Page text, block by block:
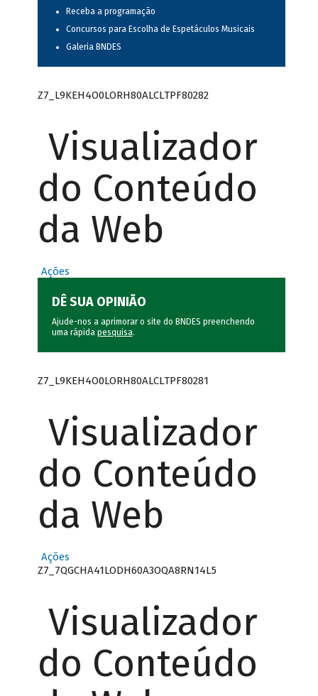
Receba a programação
Concursos para Escolha de Espetáculos Musicais
Galeria BNDES
Z7_L9KEH4O0LORH80ALCLTPF80282
Visualizador
do Conteúdo
da Web
Ações
DÊ SUA OPINIÃO
Ajude-nos a aprimorar o site do BNDES preenchendo
uma rápida pesquisa.
Z7_L9KEH4O0LORH80ALCLTPF80281
Visualizador
do Conteúdo
da Web
Ações
Z7_7QGCHA41LODH60A3OQA8RN14L5
Visualizador
do Conteúdo